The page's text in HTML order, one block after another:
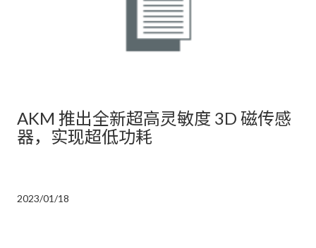
AKM 推出全新超高灵敏度 3D 磁传感
器，实现超低功耗
2023/01/18